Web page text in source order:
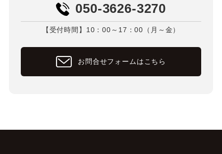
050-3626-3270
【受付時間】10：00～17：00（月～金）
お問合せフォームはこちら